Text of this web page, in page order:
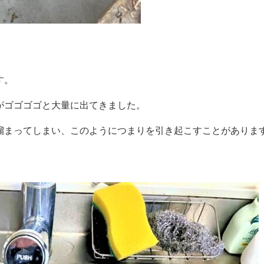
ゴゴゴと大量に出てきました。
ってしまい、このようにつまりを引き起こすことがありま